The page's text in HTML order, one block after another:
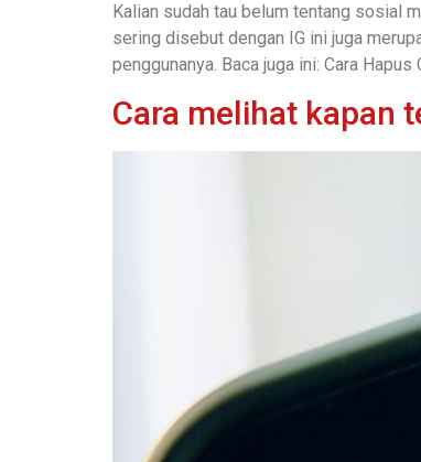
Kalian sudah tau belum tentang sosial
sering disebut dengan IG ini juga
penggunanya. Baca juga ini: Cara
Cara melihat kapan